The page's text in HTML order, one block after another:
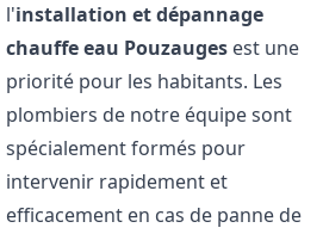
l'installation et dépannage
chauffe eau Pouzauges est une
priorité pour les habitants. Les
plombiers de notre équipe sont
spécialement formés pour
intervenir rapidement et
efficacement en cas de panne de